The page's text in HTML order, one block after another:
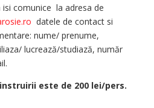
comunice la adresa de
datele de contact si
nume/ prenume,
lucrează/studiază, număr
este de 200 lei/pers.